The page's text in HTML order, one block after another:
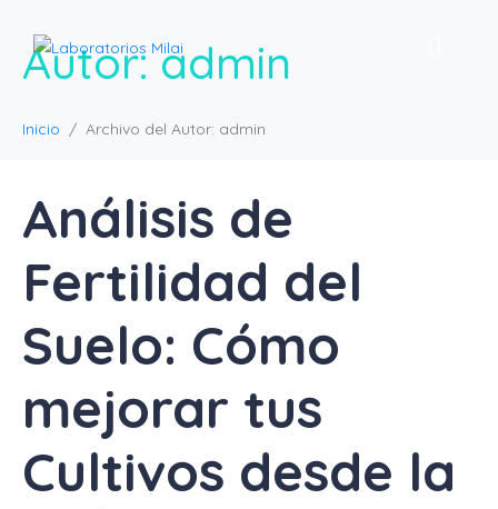
Autor:admin
Inicio Archivo del Autor: admin
Análisis de
Fertilidad del
Suelo: Cómo
mejorar tus
Cultivos desde la